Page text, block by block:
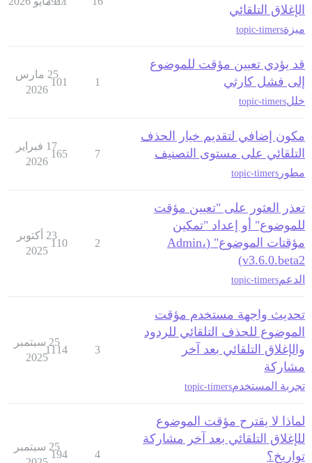
الإغلاق التلقائي
ميزةtopic-timers
قد يؤدي تعيين مؤقت للموضوع
إلى فشل كارثي
خللtopic-timers
1
101
25 مارس
2026
مكون إضافي لتقديم خيار الحذف
التلقائي على مستوى التصنيف
مطور topic-timers
7
165
17 فبراير
2026
تعذر العثور على "تعيين مؤقت
للموضوع" أو إعداد "تمكين
مؤقتات الموضوع" (Admin،
v3.6.0.beta2)
الدعمtopic-timers
2
110
23 أكتوبر
2025
تحديث واجهة مستخدم مؤقت
الموضوع للحذف التلقائي للردود
والإغلاق التلقائي بعد آخر
مشاركة
تجربة المستخدمtopic-timers
3
1114
25 سبتمبر
2025
لماذا لا يقترح مؤقت الموضوع
للإغلاق التلقائي بعد آخر مشاركة
تواريخ؟
4
194
25 سبتمبر